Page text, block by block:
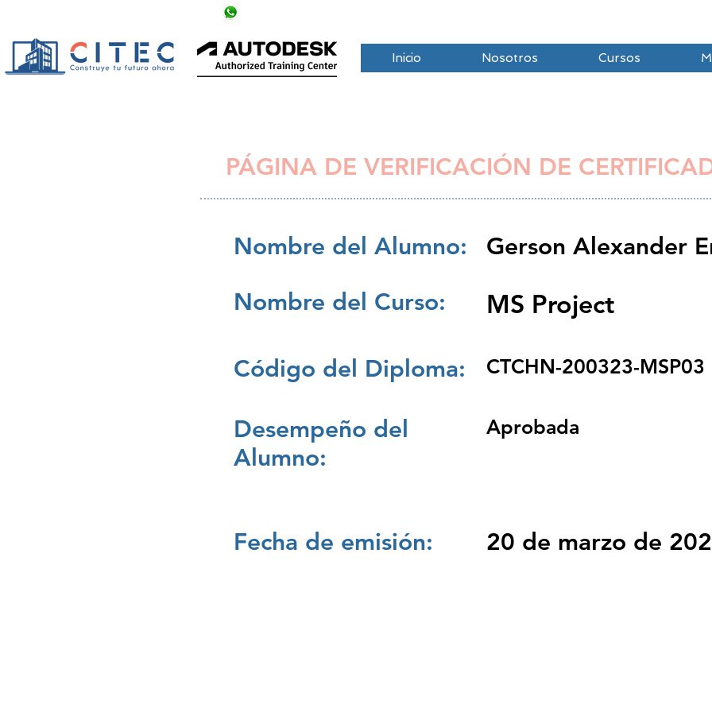
Inicio Nosotros Cursos
PÁGINA DE VERIFICACIÓN DE
Nombre del Alumno:
Gerson Alexander
Nombre del Curso:
MS Project
Código del Diploma: CTCHN-200323-MSP03
Desempeño del
Alumno:
Aprobada
Fecha de emisión: 20 de marzo de